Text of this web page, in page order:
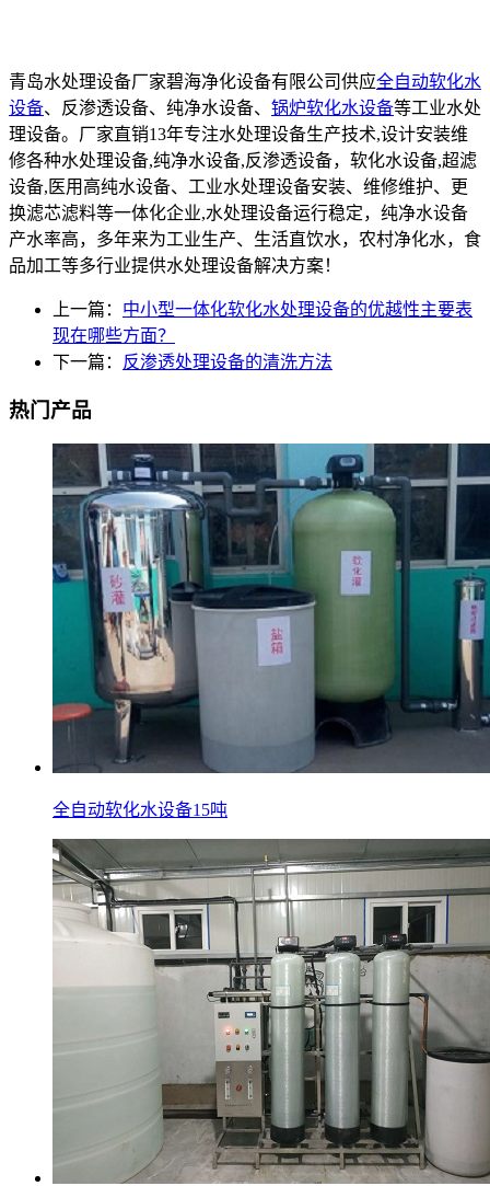
青岛水处理设备厂家碧海净化设备有限公司供应全自动软化水
设备、反渗透设备、纯净水设备、 锅炉软化水设备等工业水处
理设备。厂家直销13年专注水处理设备生产技术,设计安装维
修各种水处理设备,纯净水设备,反渗透设备，软化水设备,超滤
设备,医用高纯水设备、工业水处理设备安装、维修维护、更
换滤芯滤料等一体化企业,水处理设备运行稳定，纯净水设备
产水率高，多年来为工业生产、生活直饮水，农村净化水，食
品加工等多行业提供水处理设备解决方案！
上一篇： 中小型一体化软化水处理设备的优越性主要表
现在哪些方面？
下一篇：
反渗透处理设备的清洗方法
热门产品
全自动软化水设备15吨